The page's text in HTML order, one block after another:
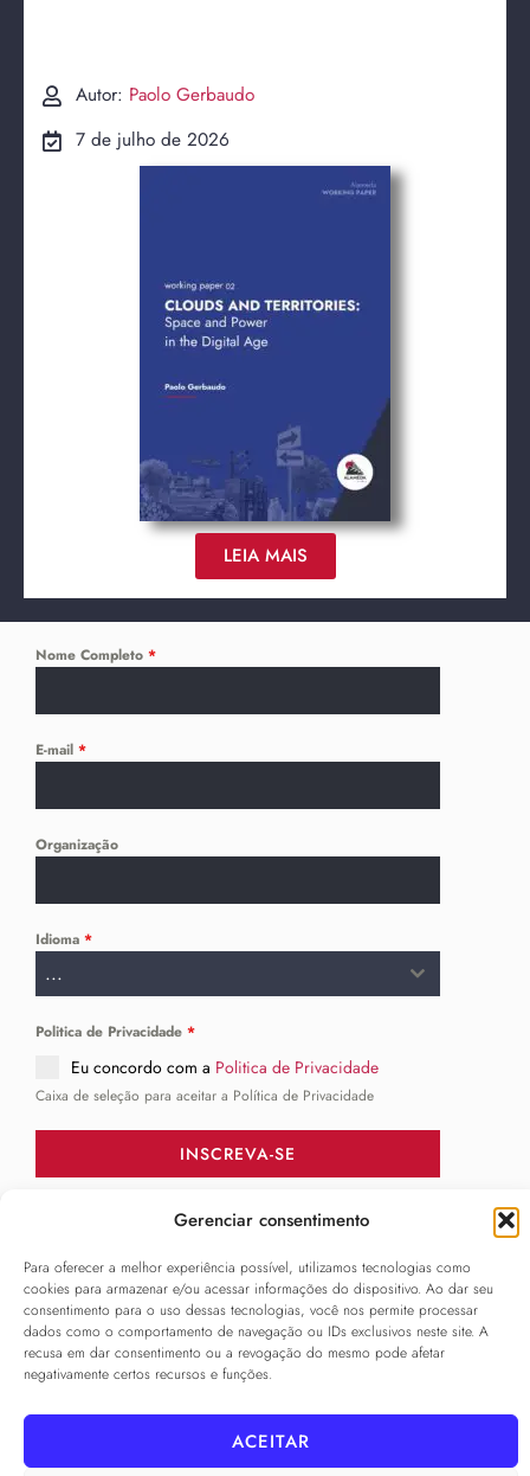
Gerenciar consentimento
Para oferecer a melhor experiência possível, utilizamos tecnologias como
cookies para armazenar e/ou acessar informações do dispositivo. Ao dar seu
consentimento para o uso dessas tecnologias, você nos permite processar
dados como o comportamento de navegação ou IDs exclusivos neste site. A
recusa em dar consentimento ou a revogação do mesmo pode afetar
negativamente certos recursos e funções.
ACEITAR
Autor: Paolo Gerbaudo
7 de julho de 2026
LEIA MAIS
Nome Completo *
E-mail *
Organização
Idioma *
...
Politica de Privacidade *
Eu concordo com a Politica de Privacidade
Caixa de seleção para aceitar a Política de Privacidade
INSCREVA-SE
SIGA-NOS
______